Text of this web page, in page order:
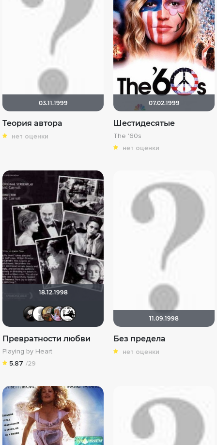
03.11.1999
Теория автора
нет оценки
07.02.1999
Шестидесятые
The '60s
нет оценки
18.12.1998
Davidwebb
~ Aleksandr ~
Лёльк@777
Someone.
TJ
Превратности любви
Playing by Heart
5.87 /29
11.09.1998
Без предела
нет оценки